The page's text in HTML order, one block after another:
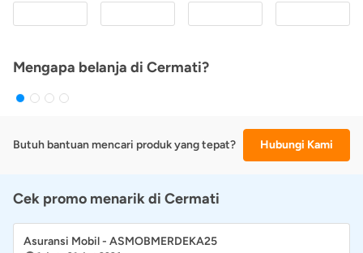
Mengapa belanja di Cermati?
Butuh bantuan mencari produk yang tepat? Hubungi Kami
Cek promo menarik di Cermati
Asuransi Mobil - ASMOBMERDEKA25